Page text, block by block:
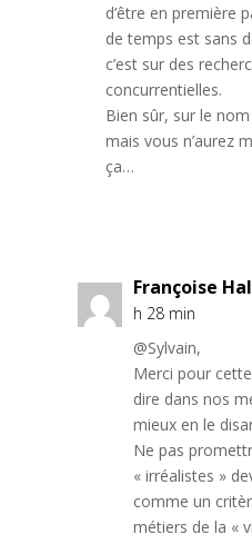
d’être en première
de temps est sans
c’est sur des
concurrentielles.
Bien sûr, sur le
mais vous n’aurez
ça…
Françoise
h 28 min
@Sylvain,
Merci pour
dire dans nos
mieux en le
Ne pas
« irréalistes »
comme un
métiers de la «